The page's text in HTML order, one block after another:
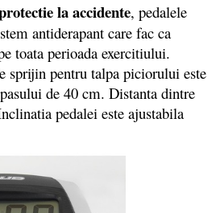
la accidente, pedalele
antiderapant care fac ca
toata perioada exercitiului.
sprijin pentru talpa piciorului este
de 40 cm. Distanta dintre
pedalei este ajustabila